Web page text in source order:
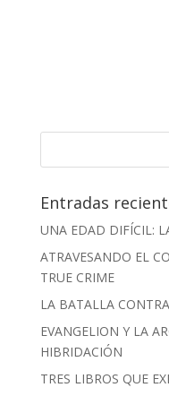
Entradas
UNA EDAD DIFÍCIL:
ATRAVESANDO EL
TRUE CRIME
LA BATALLA
EVANGELION Y LA
HIBRIDACIÓN
TRES LIBROS QUE